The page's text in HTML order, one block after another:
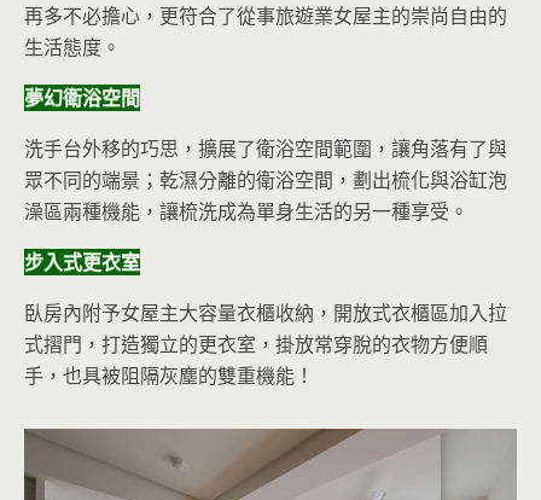
再多不必擔心，更符合了從事旅遊業女屋主的崇尚自由的
生活態度。
夢幻衛浴空間
洗手台外移的巧思，擴展了衛浴空間範圍，讓角落有了與
眾不同的端景；乾濕分離的衛浴空間，劃出梳化與浴缸泡
澡區兩種機能，讓梳洗成為單身生活的另一種享受。
步入式更衣室
臥房內附予女屋主大容量衣櫃收納，開放式衣櫃區加入拉
式摺門，打造獨立的更衣室，掛放常穿脫的衣物方便順
手，也具被阻隔灰塵的雙重機能！